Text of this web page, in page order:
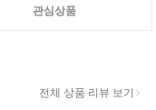
관심상품